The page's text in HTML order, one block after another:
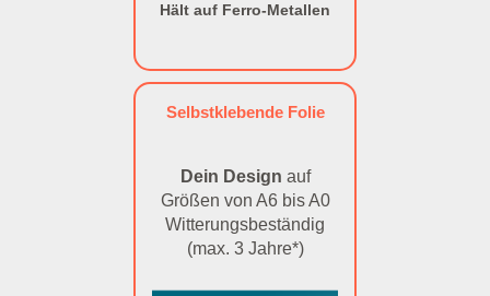
Hält auf Ferro-Metallen
Selbstklebende Folie
Dein Design auf
Größen von A6 bis A0
Witterungsbeständig
(max. 3 Jahre*)